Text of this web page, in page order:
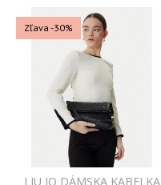
Zľava -30%
LIU JO DÁMSKA KABELKA